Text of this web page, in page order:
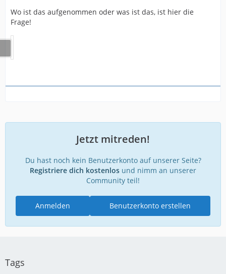
Wo ist das aufgenommen oder was ist das, ist hier die
Frage!
Jetzt mitreden!
Du hast noch kein Benutzerkonto auf unserer Seite?
Registriere dich kostenlos und nimm an unserer
Community teil!
Benutzerkonto erstellen
Anmelden
Tags